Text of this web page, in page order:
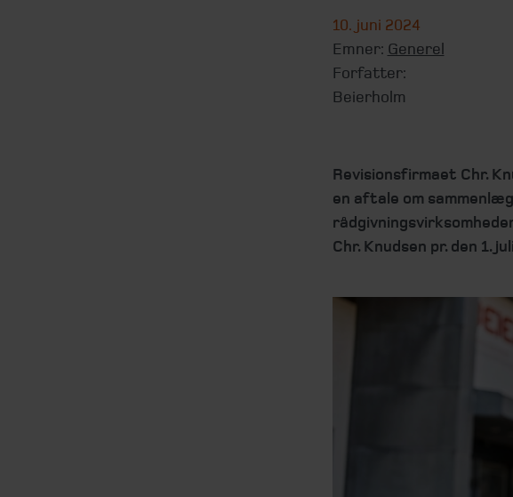
10. juni 2024
Emner: Generel
Forfatter:
Beierholm
Revisionsfirmaet Chr.
en aftale om
Chr. Knudsen pr. den 1.